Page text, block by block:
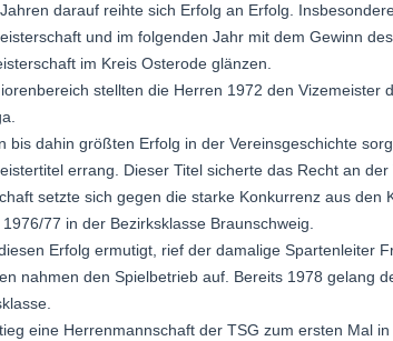
darauf reihte sich Erfolg an Erfolg.
und im folgenden Jahr mit dem Gewinn
im Kreis Osterode glänzen.
stellten die Herren 1972 den Vizemeister
bis dahin größten Erfolg in der Vereinsgeschichte
errang. Dieser Titel sicherte das Recht an
setzte sich gegen die starke Konkurrenz aus
77 in der Bezirksklasse Braunschweig.
Erfolg ermutigt, rief der damalige Spartenleiter
nahmen den Spielbetrieb auf. Bereits 1978 gelang
eine Herrenmannschaft der TSG zum ersten Mal in